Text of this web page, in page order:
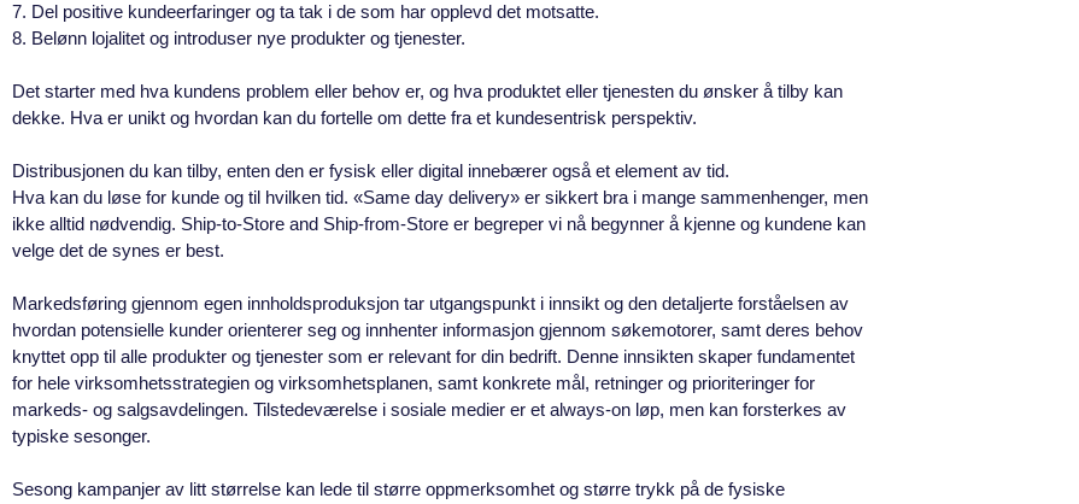
7. Del positive kundeerfaringer og ta tak i de som har opplevd det motsatte.
8. Belønn lojalitet og introduser nye produkter og tjenester.
Det starter med hva kundens problem eller behov er, og hva produktet eller tjenesten du ønsker å tilby kan
dekke. Hva er unikt og hvordan kan du fortelle om dette fra et kundesentrisk perspektiv.
Distribusjonen du kan tilby, enten den er fysisk eller digital innebærer også et element av tid.
Hva kan du løse for kunde og til hvilken tid. «Same day delivery» er sikkert bra i mange sammenhenger, men
ikke alltid nødvendig. Ship-to-Store and Ship-from-Store er begreper vi nå begynner å kjenne og kundene kan
velge det de synes er best.
Markedsføring gjennom egen innholdsproduksjon tar utgangspunkt i innsikt og den detaljerte forståelsen av
hvordan potensielle kunder orienterer seg og innhenter informasjon gjennom søkemotorer, samt deres behov
knyttet opp til alle produkter og tjenester som er relevant for din bedrift. Denne innsikten skaper fundamentet
for hele virksomhetsstrategien og virksomhetsplanen, samt konkrete mål, retninger og prioriteringer for
markeds- og salgsavdelingen. Tilstedeværelse i sosiale medier er et always-on løp, men kan forsterkes av
typiske sesonger.
Sesong kampanjer av litt størrelse kan lede til større oppmerksomhet og større trykk på de fysiske